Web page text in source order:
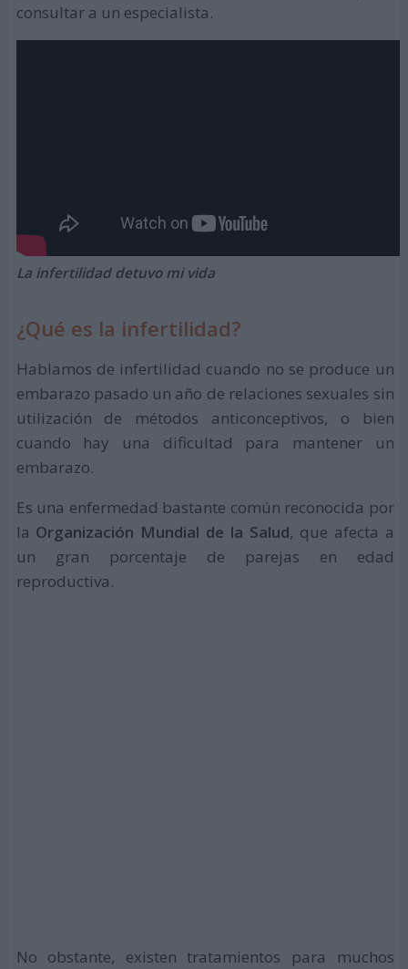
consultar a un especialista.
La infertilidad detuvo mi vida
¿Qué es la infertilidad?
Hablamos de infertilidad cuando no se produce un
embarazo pasado un año de relaciones sexuales sin
utilización de métodos anticonceptivos, o bien
cuando hay una dificultad para mantener un
embarazo.
Es una enfermedad bastante común reconocida por
la Organización Mundial de la Salud, que afecta a
un gran porcentaje de parejas en edad
reproductiva.
No obstante, existen tratamientos para muchos